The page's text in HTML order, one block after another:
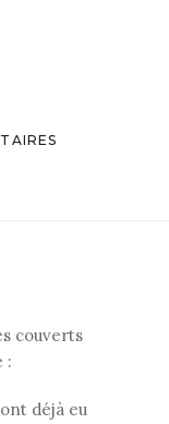
couverts
:
déjà eu